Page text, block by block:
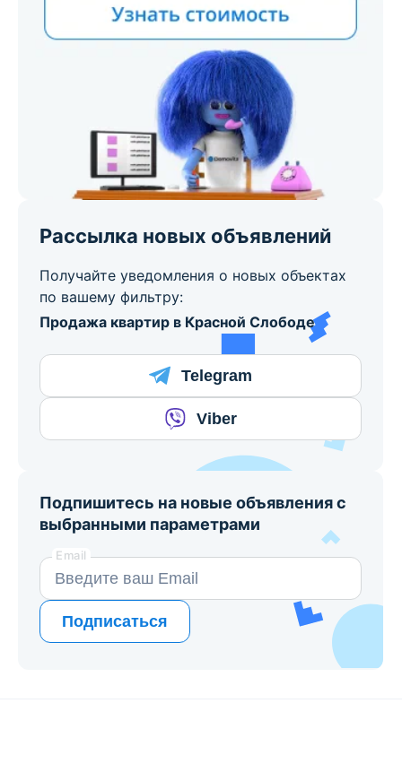
Рассылка новых объявлений
Получайте уведомления о новых объектах
по вашему фильтру:
Продажа квартир в Красной Слободе
Telegram
Viber
Подпишитесь на новые объявления с
выбранными параметрами
Email
Подписаться